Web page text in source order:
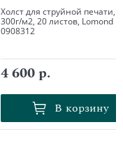
Холст для струйной печати,
300г/м2, 20 листов, Lomond
0908312
4 600 р.
В корзину
В корзину